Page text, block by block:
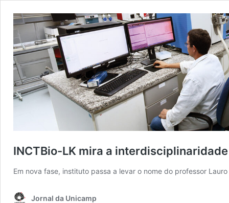
INCTBio-LK mira a interdisciplinaridade
Em nova fase, instituto passa a levar o nome do professor
Jornal da Unicamp